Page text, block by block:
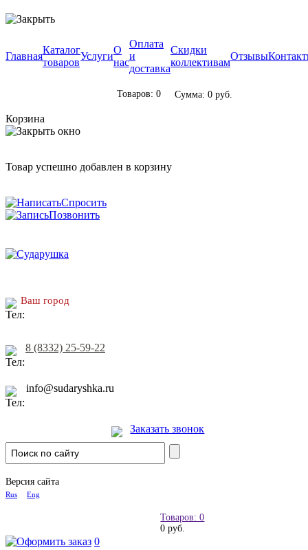
Главная
Каталог
товаров
Услуги
О
нас
Оплата
и
доставка
Скидки
коллективам
Отзывы
Товаров: 0 Сумма: 0 руб.
Корзина
Товар успешно добавлен в корзину
Спросить
Позвонить
Ваш город
8 (8332) 25-59-22
info@sudaryshka.ru
Заказать звонок
Версия сайта
Rus Eng
Товаров: 0
0 руб.
0